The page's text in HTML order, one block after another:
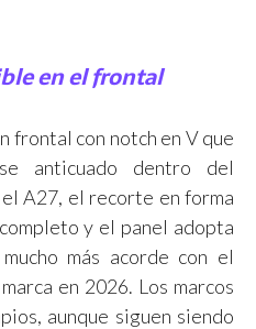
en el frontal
frontal con notch en V que
anticuado dentro del
el A27, el recorte en forma
y el panel adopta
más acorde con el
en 2026. Los marcos
aunque siguen siendo